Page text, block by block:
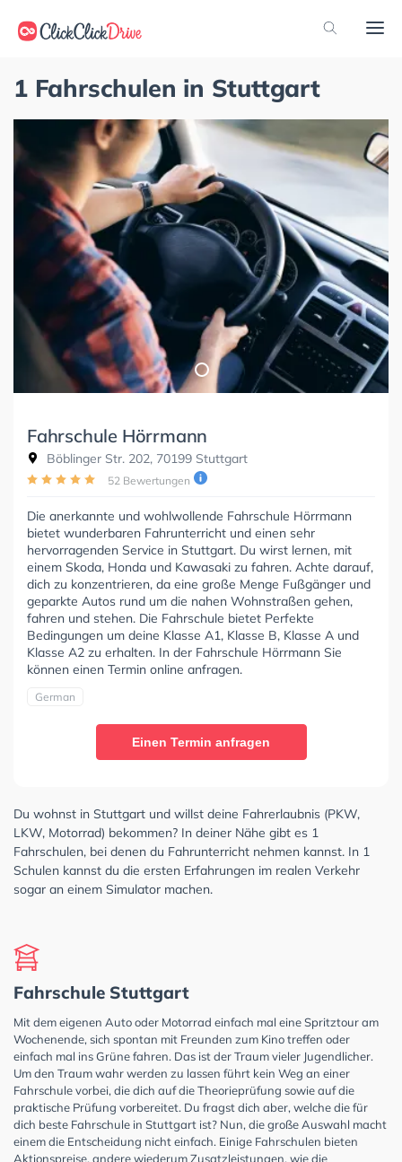
1 Fahrschulen in Stuttgart
Fahrschule Hörrmann
Böblinger Str. 202, 70199 Stuttgart
52 Bewertungen
Die anerkannte und wohlwollende Fahrschule Hörrmann
bietet wunderbaren Fahrunterricht und einen sehr
hervorragenden Service in Stuttgart. Du wirst lernen, mit
einem Skoda, Honda und Kawasaki zu fahren. Achte darauf,
dich zu konzentrieren, da eine große Menge Fußgänger und
geparkte Autos rund um die nahen Wohnstraßen gehen,
fahren und stehen. Die Fahrschule bietet Perfekte
Bedingungen um deine Klasse A1, Klasse B, Klasse A und
Klasse A2 zu erhalten. In der Fahrschule Hörrmann Sie
können einen Termin online anfragen.
German
Einen Termin anfragen
Du wohnst in Stuttgart und willst deine Fahrerlaubnis (PKW,
LKW, Motorrad) bekommen? In deiner Nähe gibt es 1
Fahrschulen, bei denen du Fahrunterricht nehmen kannst. In 1
Schulen kannst du die ersten Erfahrungen im realen Verkehr
sogar an einem Simulator machen.
Fahrschule Stuttgart
Mit dem eigenen Auto oder Motorrad einfach mal eine Spritztour am
Wochenende, sich spontan mit Freunden zum Kino treffen oder
einfach mal ins Grüne fahren. Das ist der Traum vieler Jugendlicher.
Um den Traum wahr werden zu lassen führt kein Weg an einer
Fahrschule vorbei, die dich auf die Theorieprüfung sowie auf die
praktische Prüfung vorbereitet. Du fragst dich aber, welche die für
dich beste Fahrschule in Stuttgart ist? Nun, die große Auswahl macht
einem die Entscheidung nicht einfach. Einige Fahrschulen bieten
Aktionspreise, andere wiederum Zusatzleistungen, wie die